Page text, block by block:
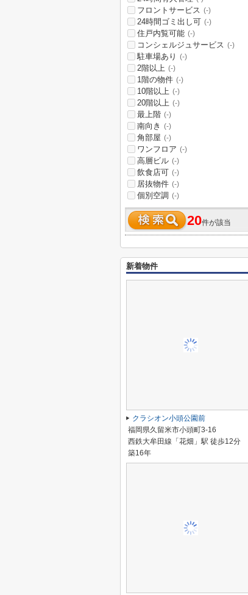
フロントサービス (-)
24時間ゴミ出し可 (-)
住戸内覧可能 (-)
コンシェルジュサービス (-)
駐車場あり (-)
2階以上 (-)
1階の物件 (-)
10階以上 (-)
20階以上 (-)
最上階 (-)
南向き (-)
角部屋 (-)
ワンフロア (-)
高層ビル (-)
飲食店可 (-)
居抜物件 (-)
個別空調 (-)
20件が該当
新着物件
クラシオン小頭公園前
福岡県久留米市小頭町3-16
西鉄大牟田線「花畑」駅 徒歩12分
築16年